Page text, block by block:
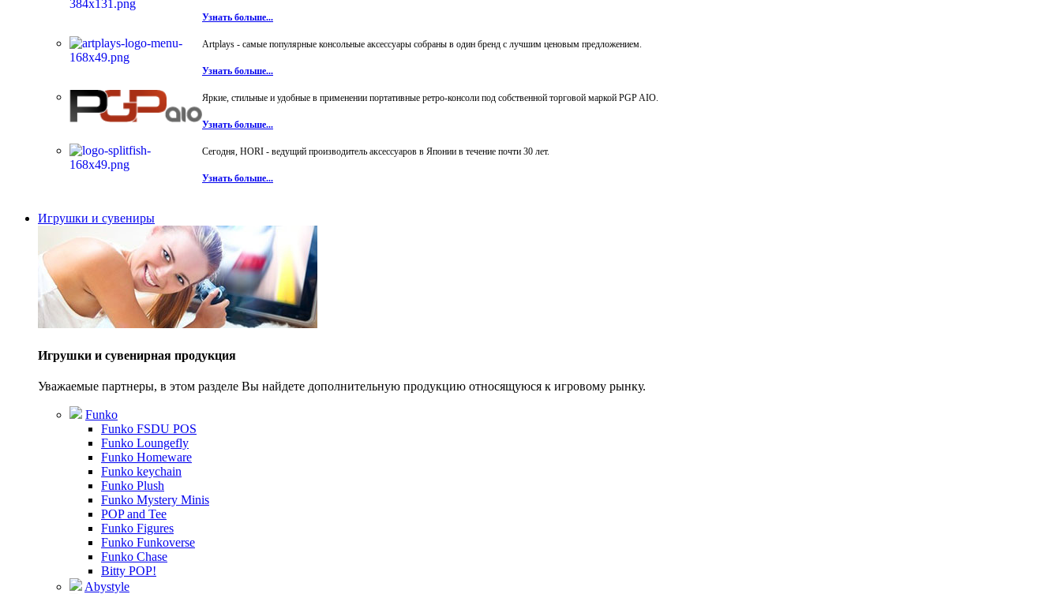
Узнать больше...
Artplays - самые популярные консольные аксессуары собраны в один бренд с лучшим ценовым предложением.
Узнать больше...
Яркие, стильные и удобные в применении портативные ретро-консоли под собственной торговой маркой PGP AIO.
Узнать больше...
Сегодня, HORI - ведущий производитель аксессуаров в Японии в течение почти 30 лет.
Узнать больше...
Игрушки и сувениры
Игрушки и сувенирная продукция
Уважаемые партнеры, в этом разделе Вы найдете дополнительную продукцию относящуюся к игровому рынку.
Funko
Funko FSDU POS
Funko Loungefly
Funko Homeware
Funko keychain
Funko Plush
Funko Mystery Minis
POP and Tee
Funko Figures
Funko Funkoverse
Funko Chase
Bitty POP!
Abystyle